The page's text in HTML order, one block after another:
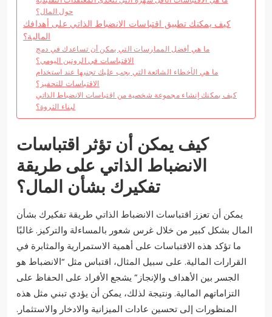
حول المال؟
كيف يمكنك تطبيق اقتباسات الانضباط الذاتي على أهدافك
المالية؟
ما هي أفضل الممارسات التي يمكن أن تساعدك في دمج
الاقتباسات في الروتين اليومي؟
ما هي الأخطاء الشائعة التي يجب عليك تجنبها عند استخدام
الاقتباسات للتحفيز؟
كيف يمكنك إنشاء مجموعة شخصية من اقتباسات الانضباط الذاتي
لبناء الثروة؟
كيف يمكن أن تؤثر اقتباسات
الانضباط الذاتي على طريقة
تفكيرك بشأن المال؟
يمكن أن تعزز اقتباسات الانضباط الذاتي طريقة تفكيرك بشأن
المال بشكل كبير من خلال غرس شعور بالمساءلة والتركيز. غالبًا
ما تؤكد هذه الاقتباسات على أهمية الاستمرارية والمثابرة في
القرارات المالية. على سبيل المثال، اقتباس مثل “الانضباط هو
الجسر بين الأهداف والإنجاز” يشجع الأفراد على الحفاظ على
التزاماتهم المالية. ونتيجة لذلك، يمكن أن يؤدي تبني مثل هذه
المنظورات إلى تحسين عادات الميزانية والادخار والاستثمار.